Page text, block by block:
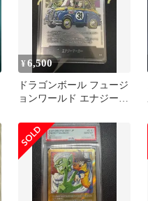
¥6,500
ドラゴンボール フュージ
ョンワールド エナジーマ